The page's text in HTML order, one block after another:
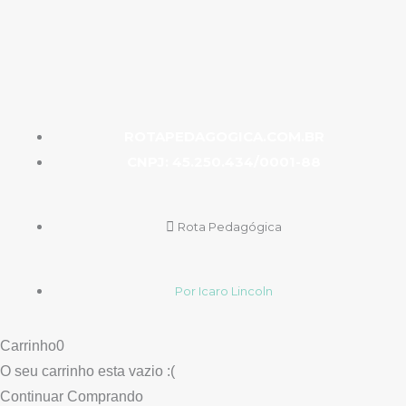
Rota Pedagógica
Por Icaro Lincoln
Carrinho0
O seu carrinho esta vazio :(
Continuar Comprando